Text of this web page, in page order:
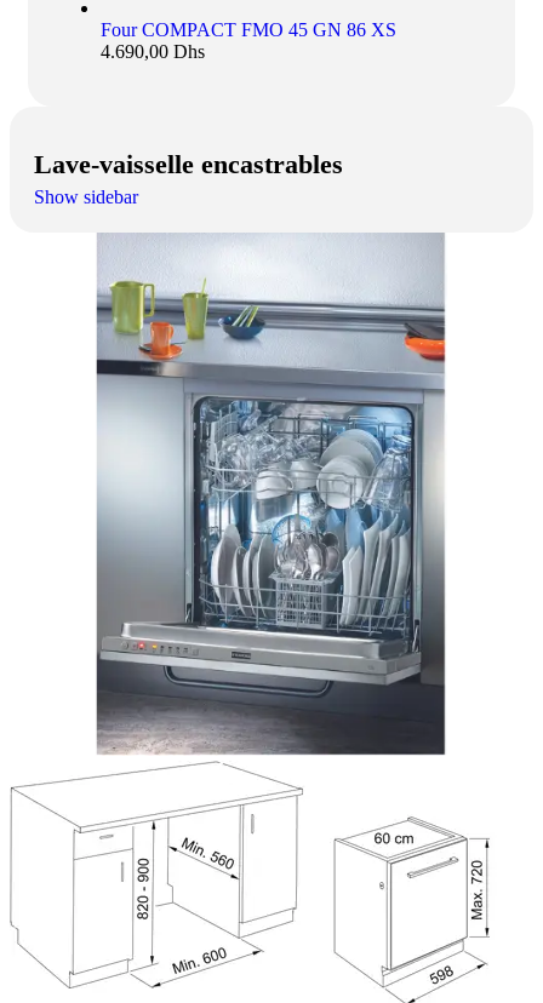
Four COMPACT FMO 45 GN 86 XS
4.690,00 Dhs
Lave-vaisselle encastrables
Show sidebar